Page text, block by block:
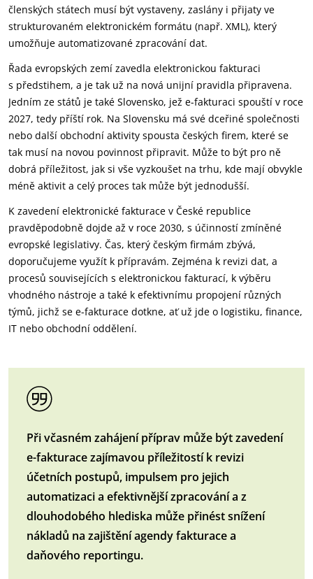
členských státech musí být vystaveny, zaslány i přijaty ve
strukturovaném elektronickém formátu (např. XML), který
umožňuje automatizované zpracování dat.
Řada evropských zemí zavedla elektronickou fakturaci
s předstihem, a je tak už na nová unijní pravidla připravena.
Jedním ze států je také Slovensko, jež e-fakturaci spouští v roce
2027, tedy příští rok. Na Slovensku má své dceřiné společnosti
nebo další obchodní aktivity spousta českých firem, které se
tak musí na novou povinnost připravit. Může to být pro ně
dobrá příležitost, jak si vše vyzkoušet na trhu, kde mají obvykle
méně aktivit a celý proces tak může být jednodušší.
K zavedení elektronické fakturace v České republice
pravděpodobně dojde až v roce 2030, s účinností zmíněné
evropské legislativy. Čas, který českým firmám zbývá,
doporučujeme využít k přípravám. Zejména k revizi dat, a
procesů souvisejících s elektronickou fakturací, k výběru
vhodného nástroje a také k efektivnímu propojení různých
týmů, jichž se e-fakturace dotkne, ať už jde o logistiku, finance,
IT nebo obchodní oddělení.
Při včasném zahájení příprav může být zavedení
e-fakturace zajímavou příležitostí k revizi
účetních postupů, impulsem pro jejich
automatizaci a efektivnější zpracování a z
dlouhodobého hlediska může přinést snížení
nákladů na zajištění agendy fakturace a
daňového reportingu.